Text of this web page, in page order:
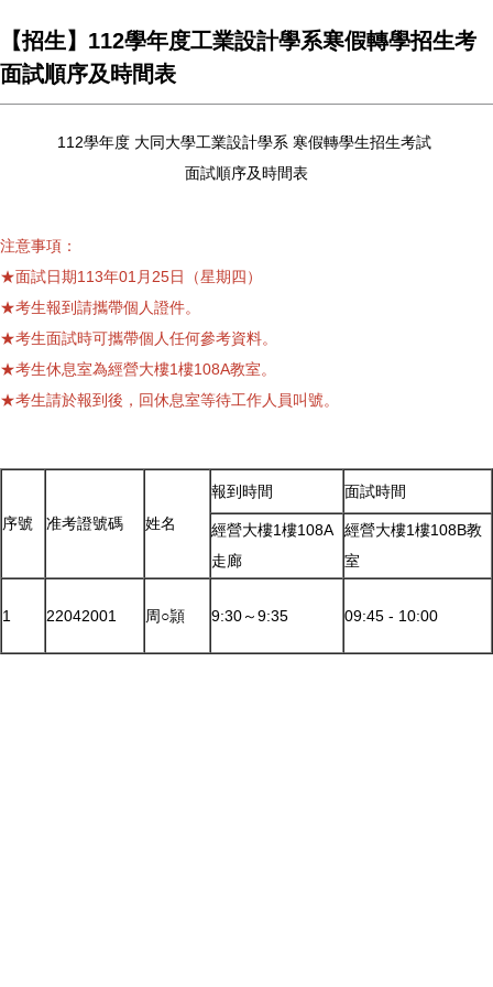
【招生】112學年度工業設計學系寒假轉學招生考
面試順序及時間表
112學年度 大同大學工業設計學系 寒假轉學生招生考試
面試順序及時間表
注意事項：
★面試日期113年01月25日（星期四）
★考生報到請攜帶個人證件。
★考生面試時可攜帶個人任何參考資料。
★考生休息室為經營大樓1樓108A教室。
★考生請於報到後，回休息室等待工作人員叫號。
序號 准考證號碼 姓名
報到時間 面試時間
經營大樓1樓108A
走廊
經營大樓1樓108B教
室
1 22042001 周○頴 9:30～9:35 09:45 - 10:00